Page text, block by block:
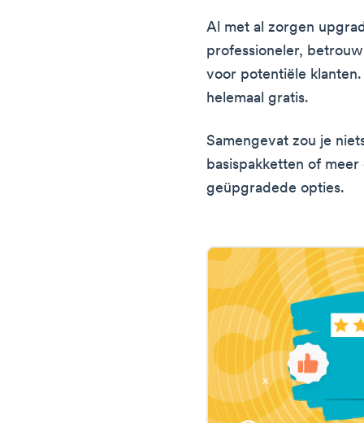
Al met al zorgen
professioneler,
voor potentiële
helemaal gratis.
Samengevat zou je
basispakketten of
geüpgradede opties.